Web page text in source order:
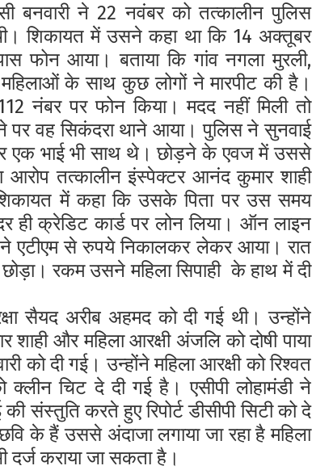
बनवारी ने 22 नवंबर को तत्कालीन पुलिस
शिकायत में उसने कहा था कि 14 अक्तूबर
फोन आया। बताया कि गांव नगला मुरली,
के साथ कुछ लोगों ने मारपीट की है।
नंबर पर फोन किया। मदद नहीं मिली तो
पर वह सिकंदरा थाने आया। पुलिस ने सुनवाई
एक भाई भी साथ थे। छोड़ने के एवज में उससे
आरोप तत्कालीन इंस्पेक्टर आनंद कुमार शाही
में कहा कि उसके पिता पर उस समय
क्रेडिट कार्ड पर लोन लिया। ऑन लाइन
एटीएम से रुपये निकालकर लेकर आया। रात
रकम उसने महिला सिपाही के हाथ में दी
सैयद अरीब अहमद को दी गई थी। उन्होंने
और महिला आरक्षी अंजलि को दोषी पाया
को दी गई। उन्होंने महिला आरक्षी को रिश्वत
चिट दे दी गई है। एसीपी लोहामंडी ने
संस्तुति करते हुए रिपोर्ट डीसीपी सिटी को दे
के हैं उससे अंदाजा लगाया जा रहा है महिला
कराया जा सकता है।